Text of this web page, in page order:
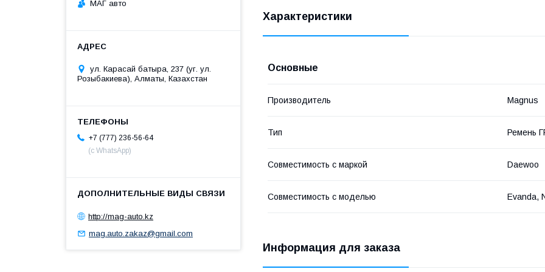
Характеристики
Основные
Производитель Magnus
Тип Ремень
Совместимость с маркой Daewoo
Совместимость с моделью Evanda,
Информация для заказа
МАГ авто
ул. Карасай батыра, 237 (уг. ул.
Розыбакиева), Алматы, Казахстан
+7 (777) 236-56-64
(с WhatsApp)
http://mag-auto.kz
mag.auto.zakaz@gmail.com